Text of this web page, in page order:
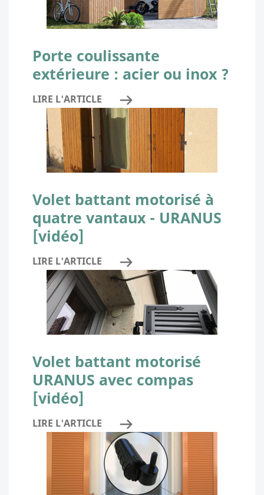
Porte coulissante
extérieure : acier ou inox ?
LIRE L'ARTICLE
Volet battant motorisé à
quatre vantaux - URANUS
[vidéo]
LIRE L'ARTICLE
Volet battant motorisé
URANUS avec compas
[vidéo]
LIRE L'ARTICLE